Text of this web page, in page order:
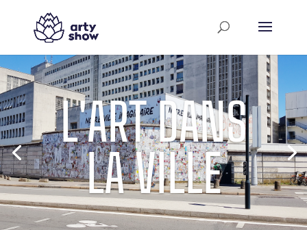
L'ART DANS
LA VILLE